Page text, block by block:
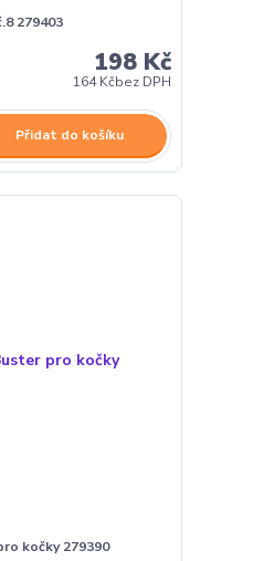
279403
198 Kč
164 Kčbez DPH
Přidat do košíku
kočky 279390